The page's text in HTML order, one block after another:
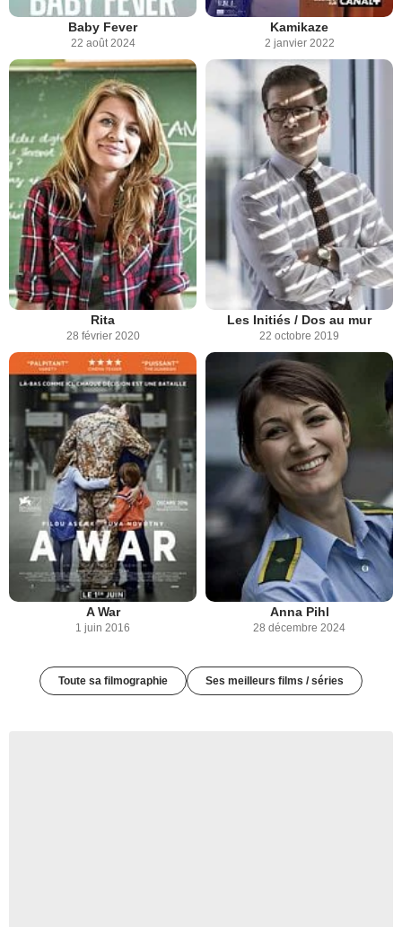
Baby Fever
22 août 2024
Kamikaze
2 janvier 2022
Rita
28 février 2020
Les Initiés / Dos au mur
22 octobre 2019
A War
1 juin 2016
Anna Pihl
28 décembre 2024
Toute sa filmographie Ses meilleurs films / séries